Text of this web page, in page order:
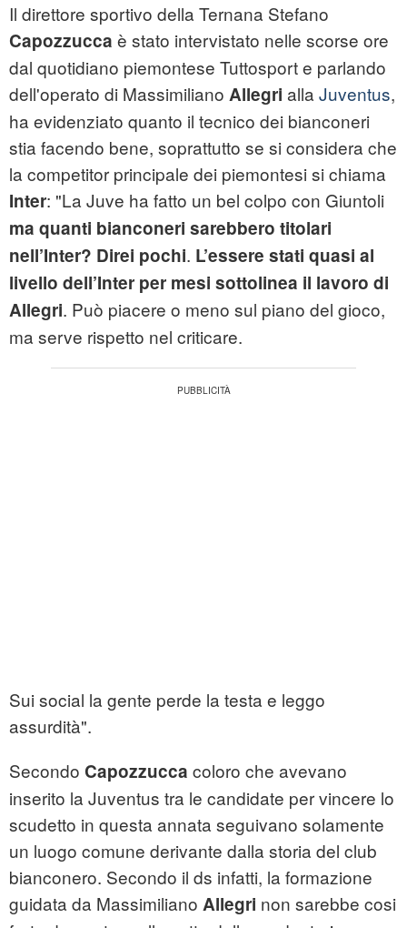
Il direttore sportivo della Ternana Stefano
Capozzucca è stato intervistato nelle scorse ore
dal quotidiano piemontese Tuttosport e parlando
dell'operato di Massimiliano Allegri alla Juventus,
ha evidenziato quanto il tecnico dei bianconeri
stia facendo bene, soprattutto se si considera che
la competitor principale dei piemontesi si chiama
Inter: "La Juve ha fatto un bel colpo con Giuntoli
ma quanti bianconeri sarebbero titolari
nell’Inter? Direi pochi. L’essere stati quasi al
livello dell’Inter per mesi sottolinea il lavoro di
Allegri. Può piacere o meno sul piano del gioco,
ma serve rispetto nel criticare.
Sui social la gente perde la testa e leggo
assurdità".
Secondo Capozzucca coloro che avevano
inserito la Juventus tra le candidate per vincere lo
scudetto in questa annata seguivano solamente
un luogo comune derivante dalla storia del club
bianconero. Secondo il ds infatti, la formazione
guidata da Massimiliano Allegri non sarebbe cosi